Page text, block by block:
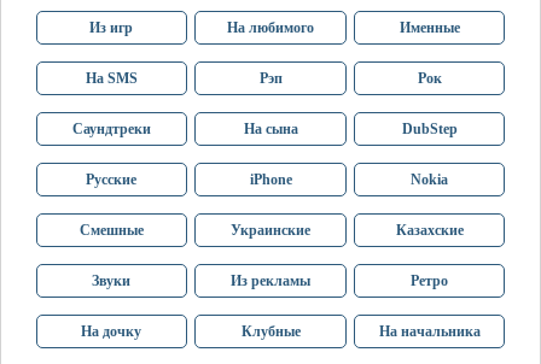
Из игр На любимого Именные
На SMS Рэп Рок
Саундтреки На сына DubStep
Русские iPhone Nokia
Смешные Украинские Казахские
Звуки Из рекламы Ретро
На дочку Клубные На начальника